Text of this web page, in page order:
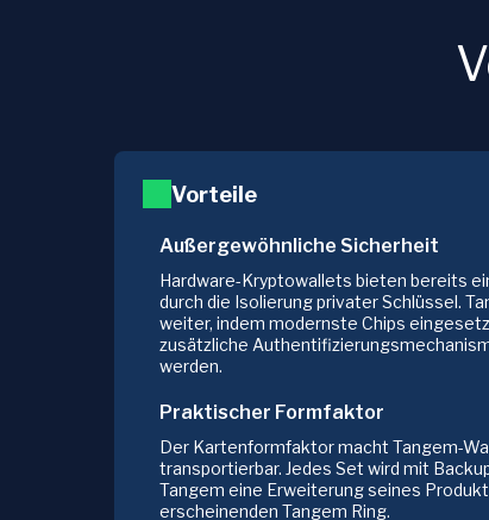
Vorteile
Außergewöhnliche Sicherheit
Hardware-Kryptowallets bieten bereits
durch die Isolierung privater Schlüssel.
weiter, indem modernste Chips
zusätzliche
werden.
Praktischer Formfaktor
Der Kartenformfaktor macht Tangem-
transportierbar. Jedes Set wird mit
Tangem eine Erweiterung seines
erscheinenden Tangem Ring.